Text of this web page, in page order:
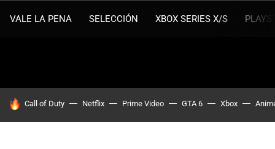
VALE LA PENA SELECCIÓN XBOX SERIES X/S
HOY SE HABLA DE
Call of Duty Netflix Prime Video GTA 6 Xbox